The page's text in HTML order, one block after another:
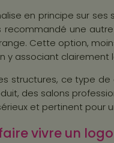
en principe sur
recommandé une
Cette option,
y associant
structures, ce type
des salons
et pertinent
vivre un